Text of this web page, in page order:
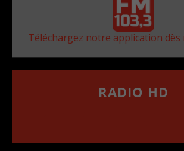
Téléchargez notre application dès
RADIO HD